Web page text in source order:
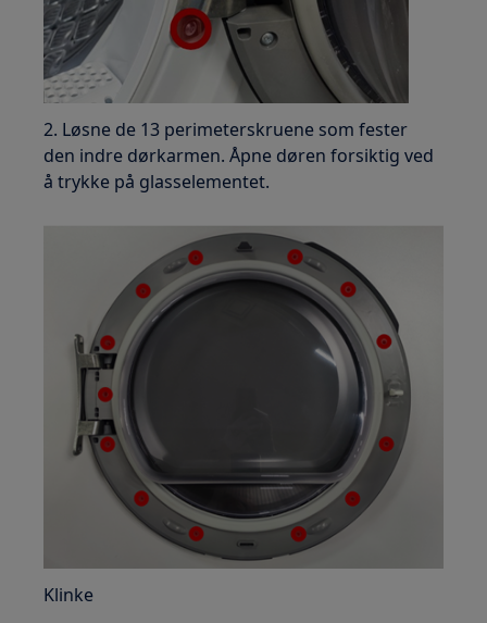
2. Løsne de 13 perimeterskruene som fester
den indre dørkarmen. Åpne døren forsiktig ved
å trykke på glasselementet.
Klinke